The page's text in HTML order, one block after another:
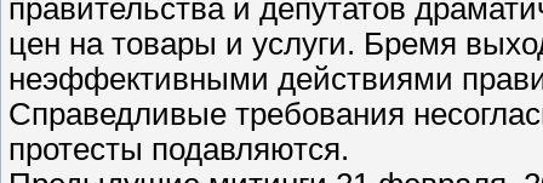
правительства и депутатов
цен на товары и услуги. Бремя
неэффективными действиями
Справедливые требования
протесты подавляются.